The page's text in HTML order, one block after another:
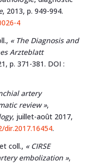
, 2013, p. 949-994.
4
« The Diagnosis and
Arzteblatt
p. 371-381. DOI :
artery
review »,
, juillet-août 2017,
dir.2017.16454.
coll., « CIRSE
embolization »,